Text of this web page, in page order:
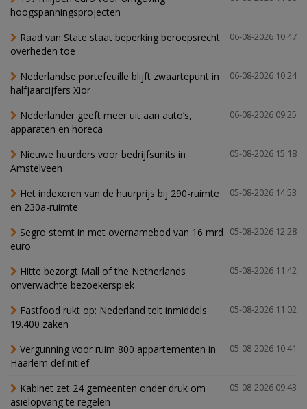
hoogspanningsprojecten
06-08-2026 10:47
Raad van State staat beperking beroepsrecht
overheden toe
06-08-2026 10:24
Nederlandse portefeuille blijft zwaartepunt in
halfjaarcijfers Xior
06-08-2026 09:25
Nederlander geeft meer uit aan auto’s,
apparaten en horeca
05-08-2026 15:18
Nieuwe huurders voor bedrijfsunits in
Amstelveen
05-08-2026 14:53
Het indexeren van de huurprijs bij 290-ruimte
en 230a-ruimte
05-08-2026 12:28
Segro stemt in met overnamebod van 16 mrd
euro
05-08-2026 11:42
Hitte bezorgt Mall of the Netherlands
onverwachte bezoekerspiek
05-08-2026 11:02
Fastfood rukt op: Nederland telt inmiddels
19.400 zaken
05-08-2026 10:41
Vergunning voor ruim 800 appartementen in
Haarlem definitief
05-08-2026 09:43
Kabinet zet 24 gemeenten onder druk om
asielopvang te regelen